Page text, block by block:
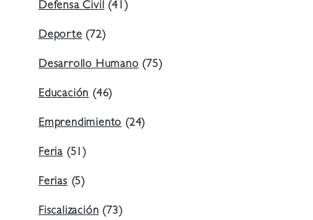
Defensa Civil(41)
Deporte(72)
Desarrollo Humano(75)
Educación(46)
Emprendimiento(24)
Feria (51)
Ferias(5)
Fiscalización(73)